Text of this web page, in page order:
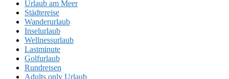
Urlaub am Meer
Städtereise
Wanderurlaub
Inselurlaub
Wellnessurlaub
Lastminute
Golfurlaub
Rundreisen
Adults only Urlaub